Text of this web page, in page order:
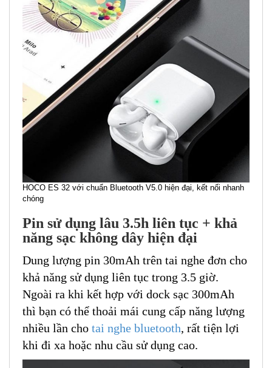
HOCO ES 32 với chuẩn Bluetooth V5.0 hiện đại, kết nối nhanh
chóng
Pin sử dụng lâu 3.5h liên tục + khả
năng sạc không dây hiện đại
Dung lượng pin 30mAh trên tai nghe đơn cho
khả năng sử dụng liên tục trong 3.5 giờ.
Ngoài ra khi kết hợp với dock sạc 300mAh
thì bạn có thể thoải mái cung cấp năng lượng
nhiều lần cho tai nghe bluetooth, rất tiện lợi
khi đi xa hoặc nhu cầu sử dụng cao.